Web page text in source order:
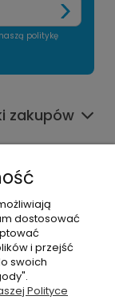
politykę
zakupów
o sklepie
Moje konto
Pomoc
dostosować
i przejść
swoich
Polityce